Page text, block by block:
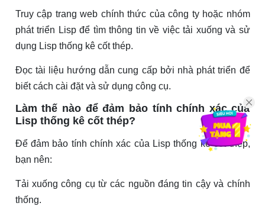
Truy cập trang web chính thức của công ty hoặc nhóm
phát triển Lisp để tìm thông tin về việc tải xuống và sử
dụng Lisp thống kê cốt thép.
Đọc tài liệu hướng dẫn cung cấp bởi nhà phát triển để
biết cách cài đặt và sử dụng công cụ.
Làm thế nào để đảm bảo tính chính xác của
Lisp thống kê cốt thép?
Để đảm bảo tính chính xác của Lisp thống kê cốt thép,
bạn nên:
Tải xuống công cụ từ các nguồn đáng tin cậy và chính
thống.